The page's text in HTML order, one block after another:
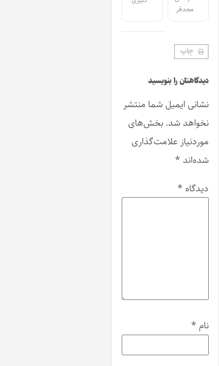
مجدفر
چاپ
را بنویسید
ایمیل شما منتشر
شد.بخش‌های
علامت‌گذاری
*
*
*